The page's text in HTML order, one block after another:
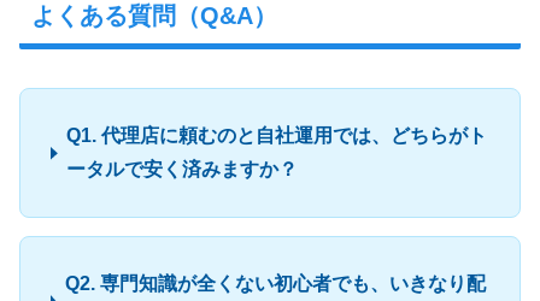
よくある質問（Q&A）
Q1. 代理店に頼むのと自社運用では、どちらがト
ータルで安く済みますか？
Q2. 専門知識が全くない初心者でも、いきなり配